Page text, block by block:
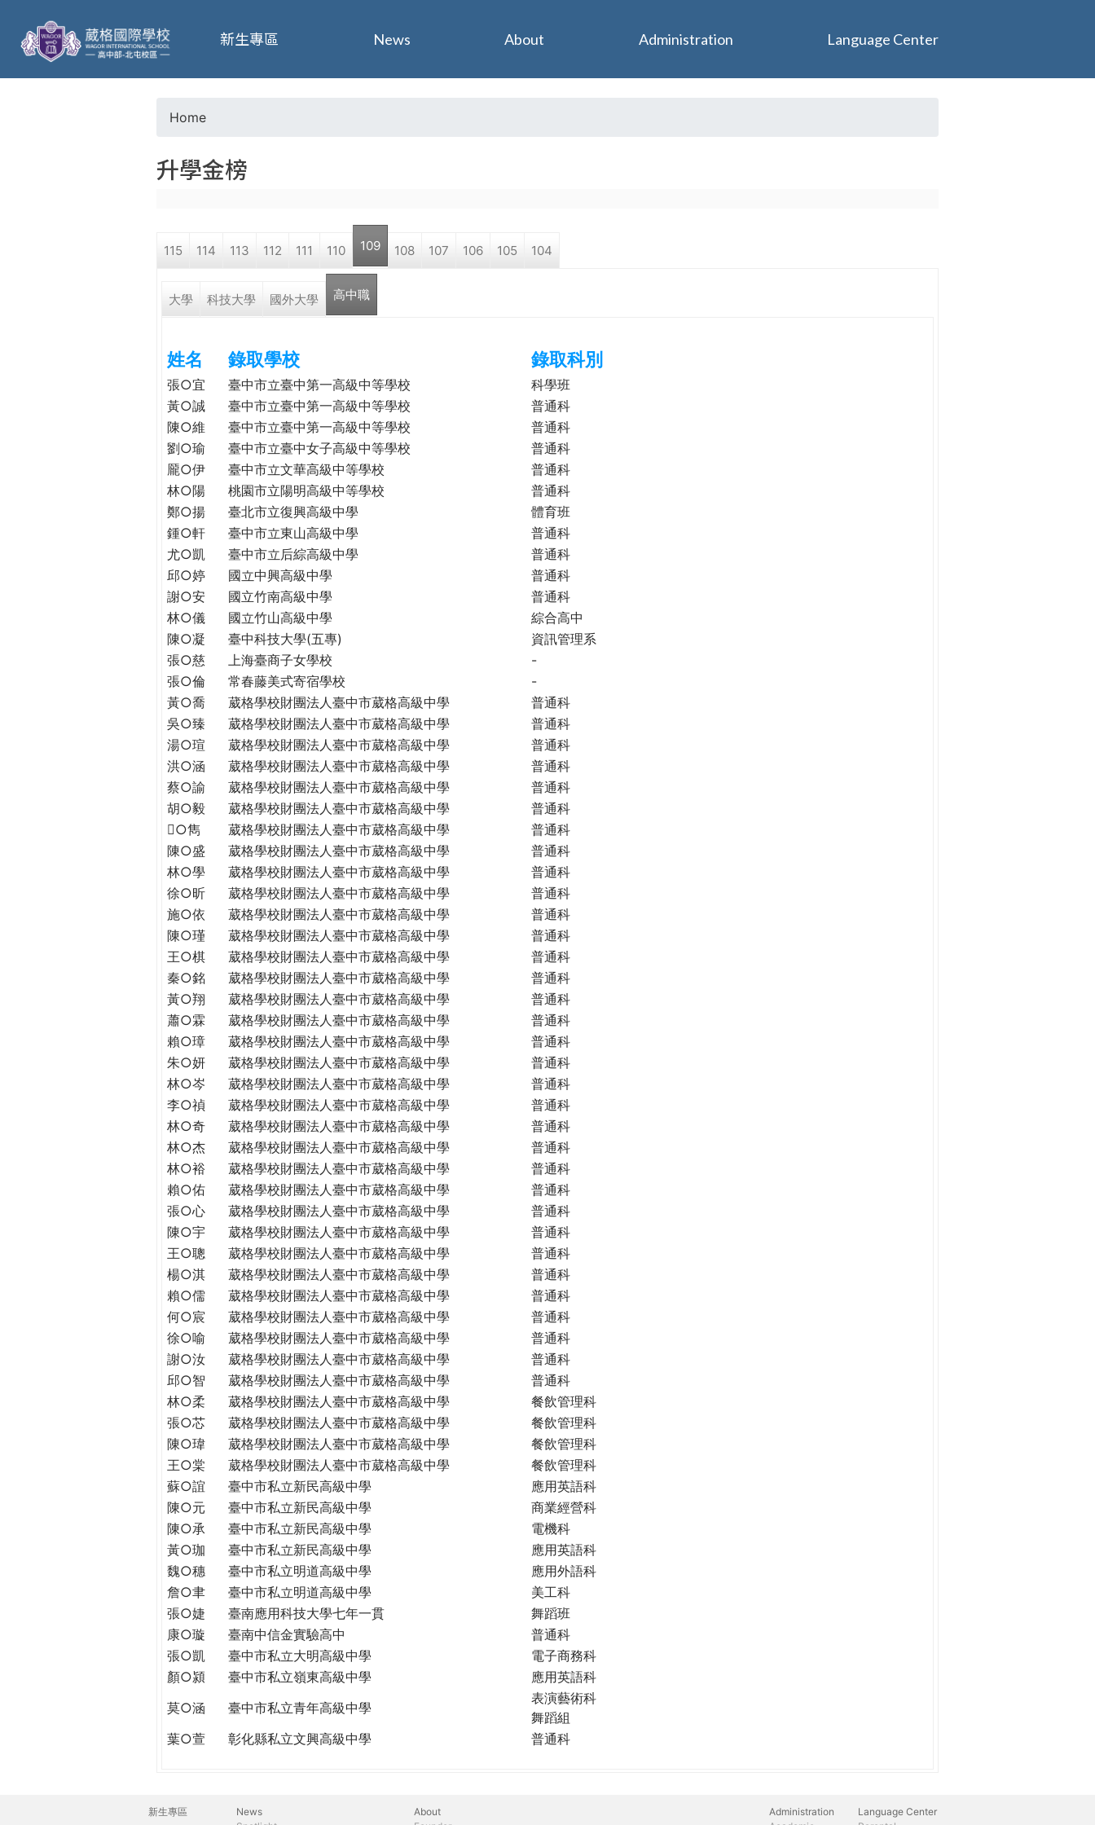
葳
格
o
a
r
h
e
r
e
Home
升學金榜
115 114 113 112 111 110 109 108 107 106 105 104
大學 科技大學 國外大學 高中職
姓名 錄取學校 錄取科別
張○宜 臺中市立臺中第一高級中等學校
科學班
黃○誠
臺中市立臺中第一高級中等學校
普通科
陳○維
臺中市立臺中第一高級中等學校
普通科
劉○瑜
臺中市立臺中女子高級中等學校
普通科
龎○伊
臺中市立文華高級中等學校
普通科
林○陽
桃園市立陽明高級中等學校
普通科
鄭○揚
臺北市立復興高級中學
體育班
鍾○軒
臺中市立東山高級中學
普通科
尤○凱
臺中市立后綜高級中學
普通科
邱○婷
國立中興高級中學
普通科
謝○安
國立竹南高級中學
普通科
林○儀
國立竹山高級中學
綜合高中
陳○凝
臺中科技大學(五專)
資訊管理系
張○慈
上海臺商子女學校
-
張○倫
常春藤美式寄宿學校
-
黃○喬
葳格學校財團法人臺中市葳格高級中學
普通科
吳○臻
葳格學校財團法人臺中市葳格高級中學
普通科
湯○瑄
葳格學校財團法人臺中市葳格高級中學
普通科
洪○涵
葳格學校財團法人臺中市葳格高級中學
普通科
蔡○諭
葳格學校財團法人臺中市葳格高級中學
普通科
胡○毅
葳格學校財團法人臺中市葳格高級中學
普通科
○雋
葳格學校財團法人臺中市葳格高級中學
普通科
陳○盛
葳格學校財團法人臺中市葳格高級中學
普通科
林○學
葳格學校財團法人臺中市葳格高級中學
普通科
徐○昕
葳格學校財團法人臺中市葳格高級中學
普通科
施○依
葳格學校財團法人臺中市葳格高級中學
普通科
陳○瑾
葳格學校財團法人臺中市葳格高級中學
普通科
王○棋
葳格學校財團法人臺中市葳格高級中學
普通科
秦○銘
葳格學校財團法人臺中市葳格高級中學
普通科
黃○翔
葳格學校財團法人臺中市葳格高級中學
普通科
蕭○霖
葳格學校財團法人臺中市葳格高級中學
普通科
賴○璋
葳格學校財團法人臺中市葳格高級中學
普通科
朱○妍
葳格學校財團法人臺中市葳格高級中學
普通科
林○岑
葳格學校財團法人臺中市葳格高級中學
普通科
李○禎
葳格學校財團法人臺中市葳格高級中學
普通科
林○奇
葳格學校財團法人臺中市葳格高級中學
普通科
林○杰
葳格學校財團法人臺中市葳格高級中學
普通科
林○裕
葳格學校財團法人臺中市葳格高級中學
普通科
賴○佑
葳格學校財團法人臺中市葳格高級中學
普通科
張○心
葳格學校財團法人臺中市葳格高級中學
普通科
陳○宇
葳格學校財團法人臺中市葳格高級中學
普通科
王○聰
葳格學校財團法人臺中市葳格高級中學
普通科
楊○淇
葳格學校財團法人臺中市葳格高級中學
普通科
賴○儒
葳格學校財團法人臺中市葳格高級中學
普通科
何○宸
葳格學校財團法人臺中市葳格高級中學
普通科
徐○喻
葳格學校財團法人臺中市葳格高級中學
普通科
謝○汝
葳格學校財團法人臺中市葳格高級中學
普通科
邱○智
葳格學校財團法人臺中市葳格高級中學
普通科
林○柔
葳格學校財團法人臺中市葳格高級中學
餐飲管理科
張○芯
葳格學校財團法人臺中市葳格高級中學
餐飲管理科
陳○瑋
葳格學校財團法人臺中市葳格高級中學
餐飲管理科
王○棠
葳格學校財團法人臺中市葳格高級中學
餐飲管理科
蘇○誼
臺中市私立新民高級中學
應用英語科
陳○元
臺中市私立新民高級中學
商業經營科
陳○承
臺中市私立新民高級中學
電機科
黃○珈
臺中市私立新民高級中學
應用英語科
魏○穗
臺中市私立明道高級中學
應用外語科
詹○聿
臺中市私立明道高級中學
美工科
張○婕
臺南應用科技大學七年一貫
舞蹈班
康○璇
臺南中信金實驗高中
普通科
張○凱
臺中市私立大明高級中學
電子商務科
顏○潁
臺中市私立嶺東高級中學
應用英語科
莫○涵
臺中市私立青年高級中學
表演藝術科
舞蹈組
葉○萱
彰化縣私立文興高級中學 普通科
新生專區 News About Administration Language Center
主
新生專區
News
About
Administration
Language Center